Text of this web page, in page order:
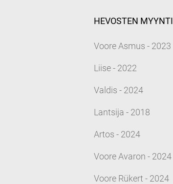
HEVOSTEN MYYNTI
Voore Asmus - 2023
Liise - 2022
Valdis - 2024
Lantsija - 2018
Artos - 2024
Voore Avaron - 2024
Voore Rükert - 2024